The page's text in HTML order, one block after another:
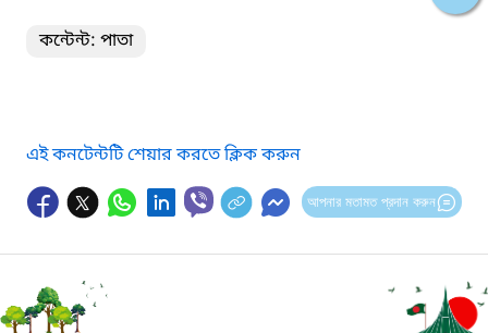
কন্টেন্ট: পাতা
এই কনটেন্টটি শেয়ার করতে ক্লিক করুন
আপনার মতামত প্রদান করুন